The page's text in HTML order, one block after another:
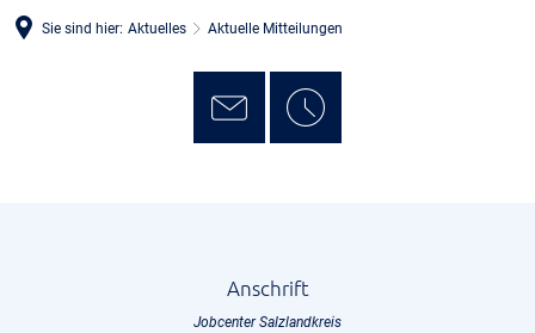
Sie sind hier: Aktuelles Aktuelle Mitteilungen
Anschrift
Jobcenter Salzlandkreis